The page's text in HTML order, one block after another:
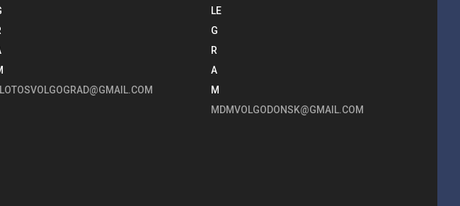
LOTOSVOLGOGRAD@GMAIL.COM
MDMVOLGODONSK@GMAIL.COM